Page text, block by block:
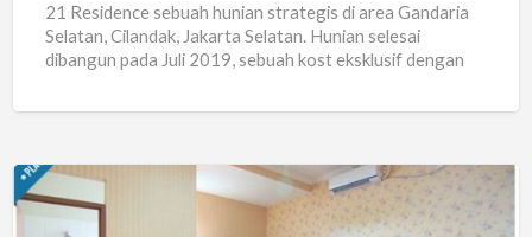
21 Residence sebuah hunian strategis di area Gandaria
Selatan, Cilandak, Jakarta Selatan. Hunian selesai
dibangun pada Juli 2019, sebuah kost eksklusif dengan
Kost